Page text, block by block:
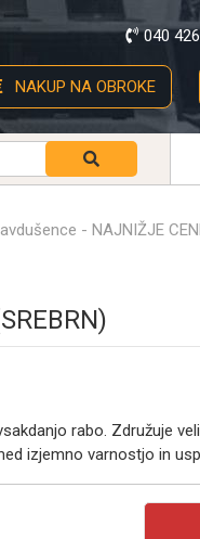
040
NAKUP NA OBROKE
- NAJNIŽJE
rabo. Združuje
izjemno varnostjo in